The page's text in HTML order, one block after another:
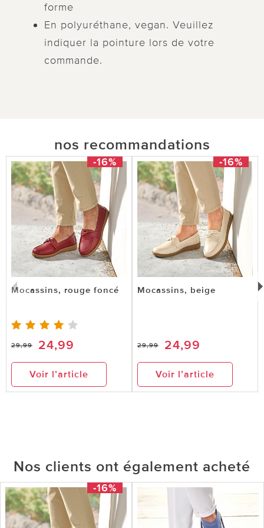
forme
En polyuréthane, vegan. Veuillez
indiquer la pointure lors de votre
commande.
nos recommandations
-16%
Mocassins, rouge foncé
29,99 24,99
Voir l’article
-16%
Mocassins, beige
29,99 24,99
Voir l’article
Nos clients ont également acheté
-16%